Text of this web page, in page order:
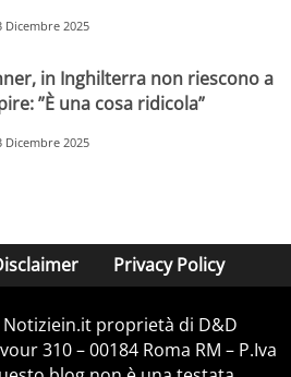
Dicembre 2025
in Inghilterra non riescono a
”È una cosa ridicola”
Dicembre 2025
Privacy Policy
proprietà di D&D
310 – 00184 Roma RM – P.Iva